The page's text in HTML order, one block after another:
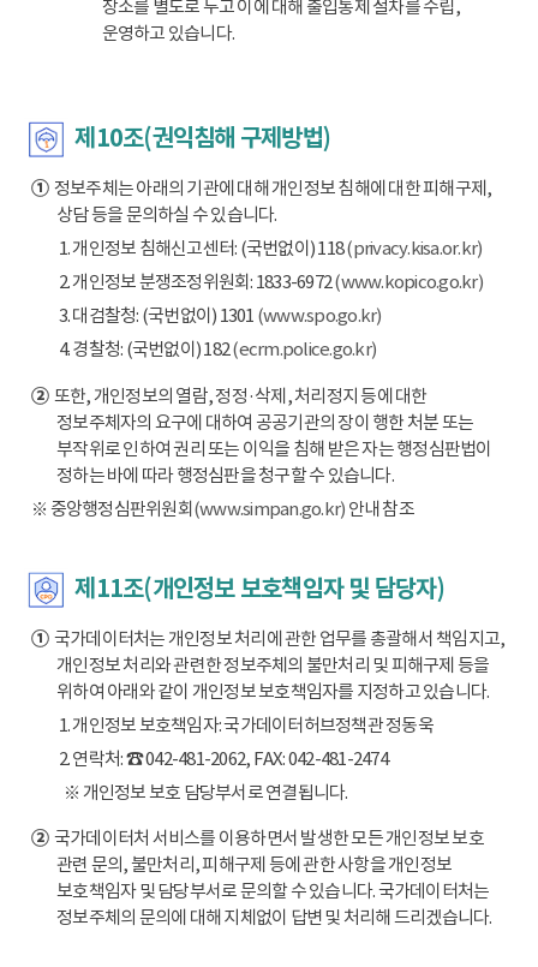
장소를 별도로 두고 이에 대해 출입통제 절차를 수립,
운영하고 있습니다.
제10조(권익침해 구제방법)
①정보주체는 아래의 기관에 대해 개인정보 침해에 대한 피해구제,
상담 등을 문의하실 수 있습니다.
1. 개인정보 침해신고센터: (국번없이) 118(privacy.kisa.or.kr)
2. 개인정보 분쟁조정위원회: 1833-6972(www.kopico.go.kr)
3. 대검찰청: (국번없이) 1301 (www.spo.go.kr)
4. 경찰청: (국번없이) 182(ecrm.police.go.kr)
②또한, 개인정보의 열람, 정정·삭제, 처리정지 등에 대한
정보주체자의 요구에 대하여 공공기관의 장이 행한 처분 또는
부작위로 인하여 권리 또는 이익을 침해 받은 자는 행정심판법이
정하는 바에 따라 행정심판을 청구할 수 있습니다.
※ 중앙행정심판위원회(www.simpan.go.kr) 안내 참조
제11조(개인정보 보호책임자 및 담당자)
①국가데이터처는 개인정보 처리에 관한 업무를 총괄해서 책임지고,
개인정보 처리와 관련한 정보주체의 불만처리 및 피해구제 등을
위하여 아래와 같이 개인정보 보호책임자를 지정하고 있습니다.
1. 개인정보 보호책임자: 국가데이터허브정책관 정동욱
2. 연락처: ☎ 042-481-2062, FAX: 042-481-2474
※ 개인정보 보호 담당부서로 연결됩니다.
②국가데이터처 서비스를 이용하면서 발생한 모든 개인정보 보호
관련 문의, 불만처리, 피해구제 등에 관한 사항을 개인정보
보호책임자 및 담당부서로 문의할 수 있습니다. 국가데이터처는
정보주체의 문의에 대해 지체없이 답변 및 처리해 드리겠습니다.